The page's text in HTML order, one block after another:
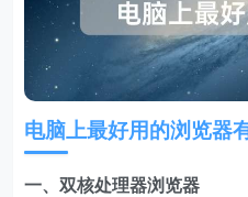
电脑上最好用的浏览器
一、双核处理器浏览器